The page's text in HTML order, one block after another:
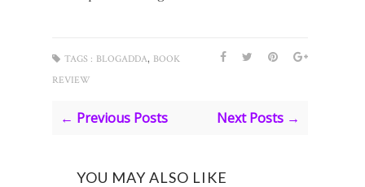
TAGS : BLOGADDA, BOOK
REVIEW
← Previous Posts Next Posts →
YOU MAY ALSO LIKE